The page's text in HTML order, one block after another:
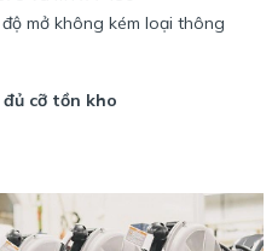
mở không kém loại thông
cỡ tồn kho